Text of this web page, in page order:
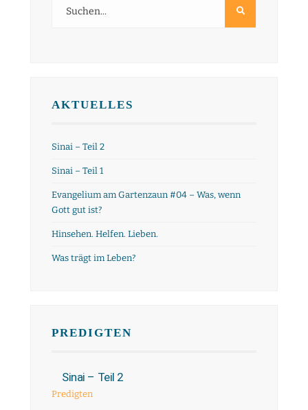
AKTUELLES
Sinai – Teil 2
Sinai – Teil 1
Evangelium am Gartenzaun #04 – Was, wenn
Gott gut ist?
Hinsehen. Helfen. Lieben.
Was trägt im Leben?
PREDIGTEN
Sinai – Teil 2
Predigten